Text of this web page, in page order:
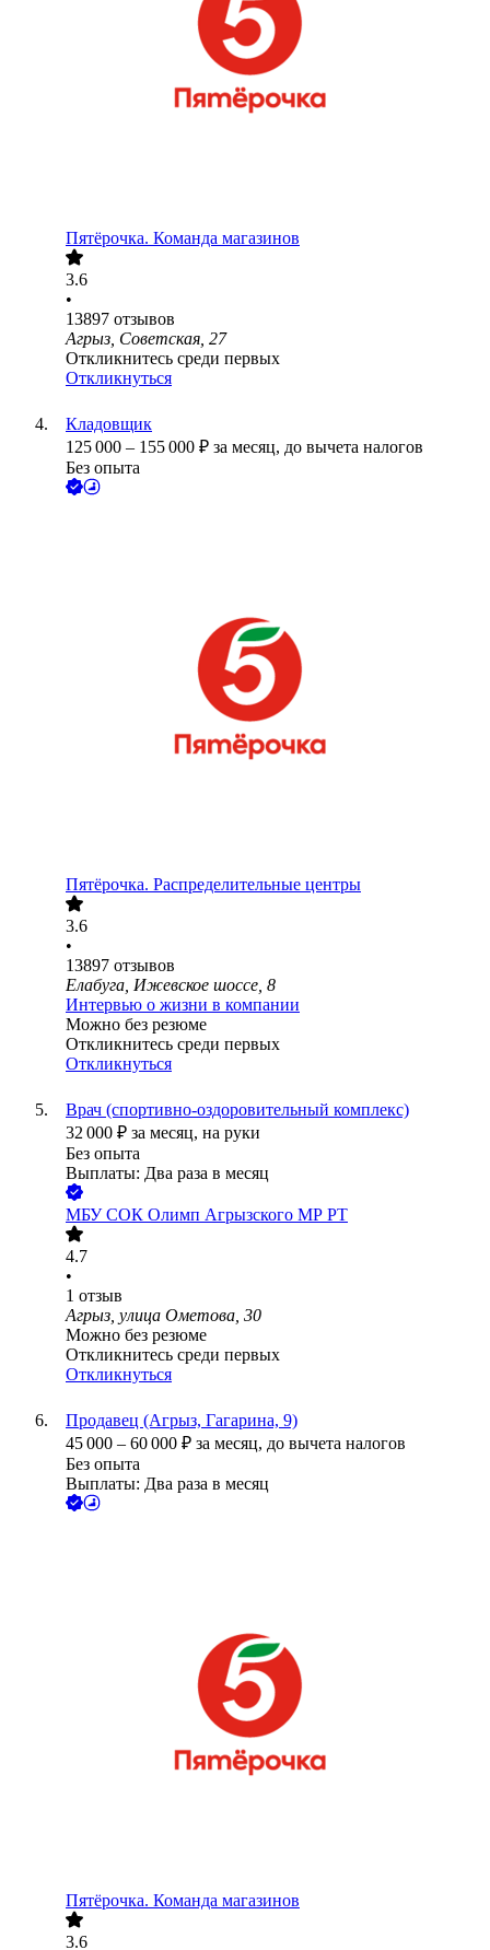
Пятёрочка. Команда магазинов
3.6
•
13897 отзывов
Агрыз, Советская, 27
Откликнитесь среди первых
Откликнуться
Кладовщик
125 000 – 155 000 ₽ за месяц, до вычета налогов
Без опыта
Пятёрочка. Распределительные центры
3.6
•
13897 отзывов
Елабуга, Ижевское шоссе, 8
Интервью о жизни в компании
Можно без резюме
Откликнитесь среди первых
Откликнуться
Врач (спортивно-оздоровительный комплекс)
32 000 ₽ за месяц, на руки
Без опыта
Выплаты: Два раза в месяц
МБУ СОК Олимп Агрызского МР РТ
4.7
•
1 отзыв
Агрыз, улица Ометова, 30
Можно без резюме
Откликнитесь среди первых
Откликнуться
Продавец (Агрыз, Гагарина, 9)
45 000 – 60 000 ₽ за месяц, до вычета налогов
Без опыта
Выплаты: Два раза в месяц
Пятёрочка. Команда магазинов
3.6